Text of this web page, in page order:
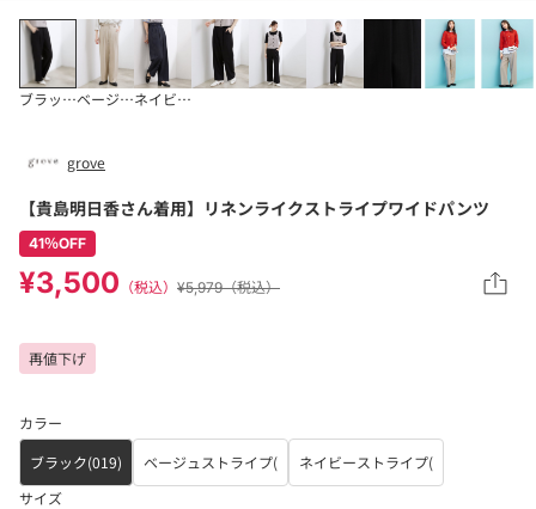
ブラック(019)ベージュストライプ(
ネイビーストライプ(
grove
【貴島明日香さん着用】リネンライクストライプワイドパンツ
41％OFF
¥3,500 （税込） ¥5,979（税込）
再値下げ
カラー
ブラック(019)
ベージュストライプ(
ネイビーストライプ(
サイズ